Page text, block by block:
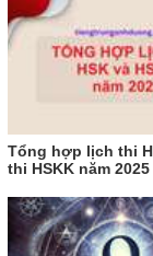
Tổng hợp lịch thi
thi HSKK năm 2025